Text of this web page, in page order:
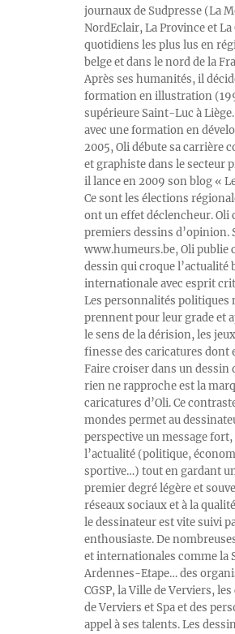
journaux de Sudpresse (La
NordEclair, La Province et La
quotidiens les plus lus en
belge et dans le nord de la
Après ses humanités, il
formation en illustration
supérieure Saint-Luc à
avec une formation en
2005, Oli débute sa carrière
et graphiste dans le secteur
il lance en 2009 son blog «
Ce sont les élections
ont un effet déclencheur. Oli
premiers dessins d’opinion.
www.humeurs.be, Oli publie
dessin qui croque l’actualité
internationale avec esprit
Les personnalités politiques
prennent pour leur grade et
le sens de la dérision, les
finesse des caricatures dont
Faire croiser dans un dessin
rien ne rapproche est la
caricatures d’Oli. Ce
mondes permet au
perspective un message
l’actualité (politique,
sportive…) tout en gardant
premier degré légère et
réseaux sociaux et à la
le dessinateur est vite suivi
enthousiaste. De
et internationales comme la
Ardennes-Etape… des
CGSP, la Ville de Verviers,
de Verviers et Spa et des
appel à ses talents. Les